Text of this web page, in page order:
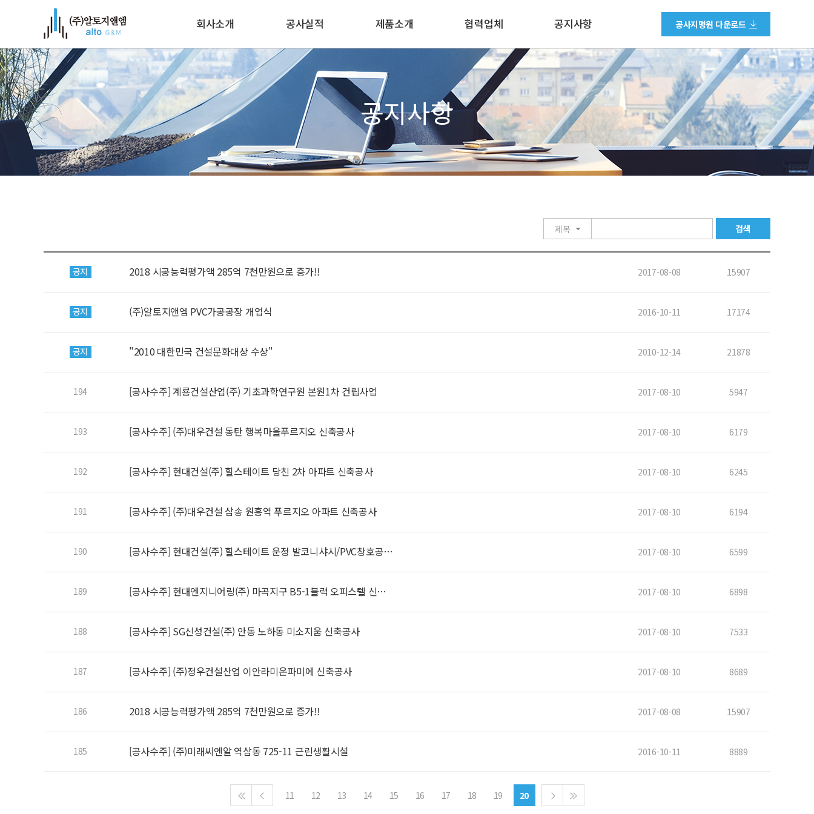
회사소개
인사말
연혁
인증/기술자보유현황
조직도
공사실적
수주공사실적
주요현장사진
제품소개
창호
협력업체
협력업체 등록현황
생산공장 소개
공지사항 공사지명원 다운로드
공지사항
공지 2018 시공능력평가액 285억 7천만원으로 증가!! 2017-08-08 15907
공지 (주)알토지앤엠 PVC가공공장 개업식 2016-10-11 17174
공지 "2010 대한민국 건설문화대상 수상" 2010-12-14 21878
194 [공사수주] 계룡건설산업(주) 기초과학연구원 본원1차 건립사업 2017-08-10 5947
193 [공사수주] (주)대우건설 동탄 행복마을푸르지오 신축공사 2017-08-10 6179
192 [공사수주] 현대건설(주) 힐스테이트 당친 2차 아파트 신축공사 2017-08-10 6245
191 [공사수주] (주)대우건설 삼송 원흥역 푸르지오 아파트 신축공사 2017-08-10 6194
190 [공사수주] 현대건설(주) 힐스테이트 운정 발코니샤시/PVC창호공… 2017-08-10 6599
189 [공사수주] 현대엔지니어링(주) 마곡지구 B5-1블럭 오피스텔 신… 2017-08-10 6898
188 [공사수주] SG신성건설(주) 안동 노하동 미소지움 신축공사 2017-08-10 7533
187 [공사수주] (주)정우건설산업 이안라미온파미에 신축공사 2017-08-10 8689
186 2018 시공능력평가액 285억 7천만원으로 증가!! 2017-08-08 15907
185 [공사수주] (주)미래씨엔알 역삼동 725-11 근린생활시설 2016-10-11 8889
11 12 13 14 15 16 17 18 19 20